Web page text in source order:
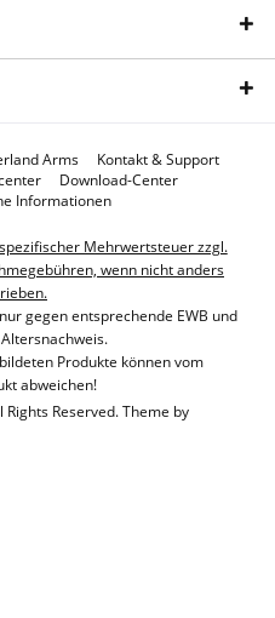
Arms
Kontakt & Support
Download-Center
Informationen
Mehrwertsteuer zzgl.
wenn nicht anders
gegen entsprechende EWB und
Produkte können vom
abweichen!
Reserved. Theme by